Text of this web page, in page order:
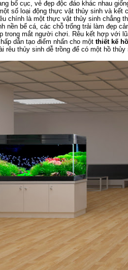
bố cục, vẻ đẹp độc đáo khác nhau
số loại động thực vật thủy sinh và kết
chính là một thực vật thủy sinh chẳng
nền bể cá, các chỗ trống trải làm đẹp
trong mắt người chơi. Rêu kết hợp với
dẫn tạo điểm nhấn cho một thiết kế
rêu thủy sinh dễ trồng để có một hồ